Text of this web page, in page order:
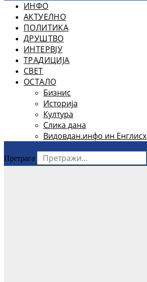
ИНФО
АКТУЕЛНО
ПОЛИТИКА
ДРУШТВО
ИНТЕРВЈУ
ТРАДИЦИЈА
СВЕТ
ОСТАЛО
Бизнис
Историја
Култура
Слика дана
Видовдан.инфо ин Енглисх
Претрага